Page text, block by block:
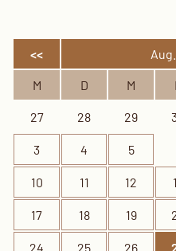
<<
M D M
27 28 29
3 4 5
10 11 12
17 18 19
24 25 26